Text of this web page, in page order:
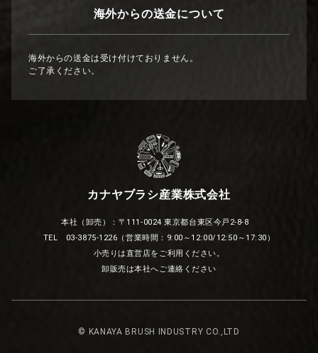
海外からの送金について
海外からの送金は受け付けておりません。
ご了承ください。
カナヤブラシ産業株式会社
本社（卸売）：〒111-0024 東京都台東区今戸2-8-8
TEL 03-3875-1226（営業時間：9:00～12:00/12:50～17:30）
小売りは直営店をご利用ください。
卸販売は本社へご連絡ください
© KANAYA BRUSH INDUSTRY CO.,LTD